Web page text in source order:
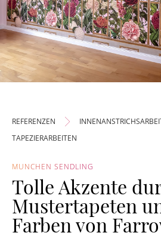
REFERENZEN
TAPEZIERARBEITEN
MÜNCHEN SENDLING
Tolle Akzente
Mustertapeten
Farben von